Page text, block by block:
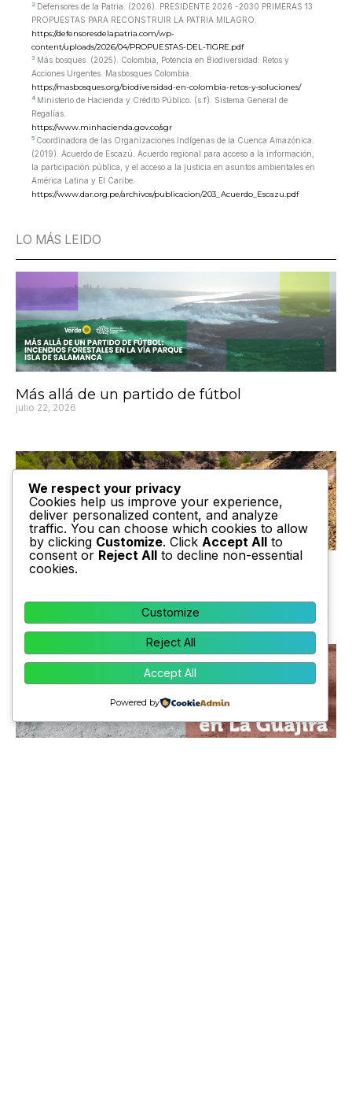
2 Defensores de la Patria. (2026). PRESIDENTE 2026 -2030 PRIMERAS 13
PROPUESTAS PARA RECONSTRUIR LA PATRIA MILAGRO.
https://defensoresdelapatria.com/wp-
content/uploads/2026/04/PROPUESTAS-DEL-TIGRE.pdf
3 Más bosques. (2025). Colombia, Potencia en Biodiversidad: Retos y
Acciones Urgentes. Masbosques Colombia.
https://masbosques.org/biodiversidad-en-colombia-retos-y-soluciones/
4 Ministerio de Hacienda y Crédito Público. (s.f). Sistema General de
Regalías.
https://www.minhacienda.gov.co/sgr
5 Coordinadora de las Organizaciones Indígenas de la Cuenca Amazónica.
(2019). Acuerdo de Escazú. Acuerdo regional para acceso a la información,
la participación pública, y el acceso a la justicia en asuntos ambientales en
América Latina y El Caribe.
https://www.dar.org.pe/archivos/publicacion/203_Acuerdo_Escazu.pdf
LO MÁS LEIDO
Más allá de un partido de fútbol
julio 22, 2026
El mercurio en la minería artesanal del oro
mayo 29, 2026
We respect your privacy
Cookies help us improve your experience,
deliver personalized content, and analyze
traffic. You can choose which cookies to allow
by clicking Customize. Click Accept All to
consent or Reject All to decline non-essential
cookies.
Customize
Reject All
Accept All
Powered by